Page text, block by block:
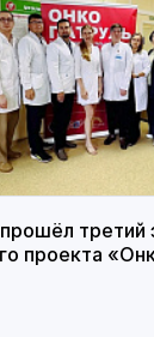
третий
проекта